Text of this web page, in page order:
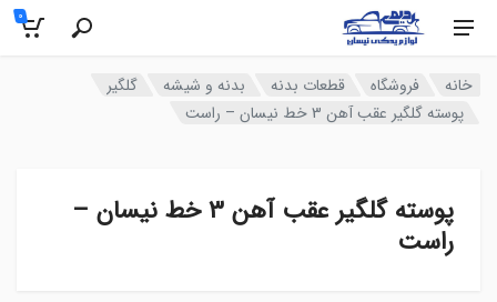
0
خانه فروشگاه قطعات بدنه بدنه و شیشه
گلگیر
پوسته گلگیر عقب آهن 3 خط نیسان – راست
پوسته گلگیر عقب آهن 3 خط نیسان –
راست